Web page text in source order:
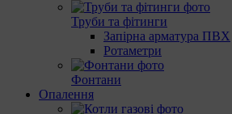
Труби та фітинги
Запірна арматура ПВХ
Ротаметри
Фонтани
Опалення